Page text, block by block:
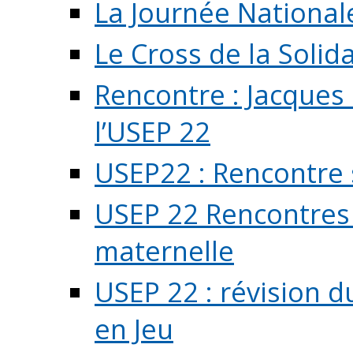
La Journée
Le Cross de la
Rencontre :
l’USEP 22
USEP22 :
USEP 22
maternelle
USEP 22 : révision
en Jeu